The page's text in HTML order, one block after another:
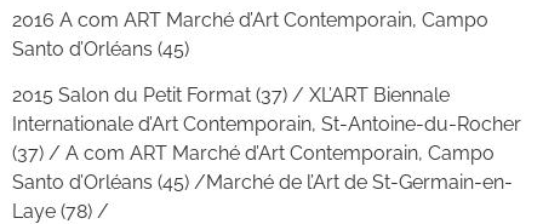
2016 A com ART Marché d’Art Contemporain, Campo
Santo d’Orléans (45)
2015 Salon du Petit Format (37) / XL’ART Biennale
Internationale d’Art Contemporain, St-Antoine-du-Rocher
(37) / A com ART Marché d’Art Contemporain, Campo
Santo d’Orléans (45) /Marché de l’Art de St-Germain-en-
Laye (78) /